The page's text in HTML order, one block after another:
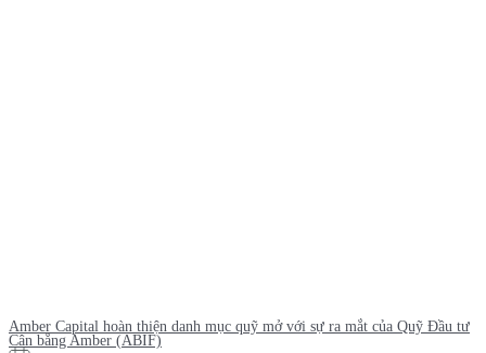
Amber Capital hoàn thiện danh mục quỹ mở với sự ra mắt của Quỹ Đầu tư
Cân bằng Amber (ABIF)